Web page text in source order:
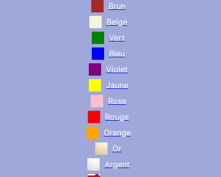
Brun
Beige
Vert
Bleu
Violet
Jaune
Rose
Rouge
Orange
Or
Argent